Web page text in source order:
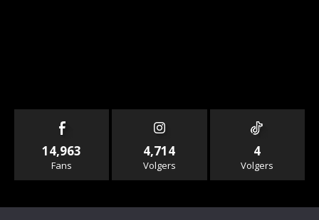
14,963
Fans
4,714
Volgers
4
Volgers